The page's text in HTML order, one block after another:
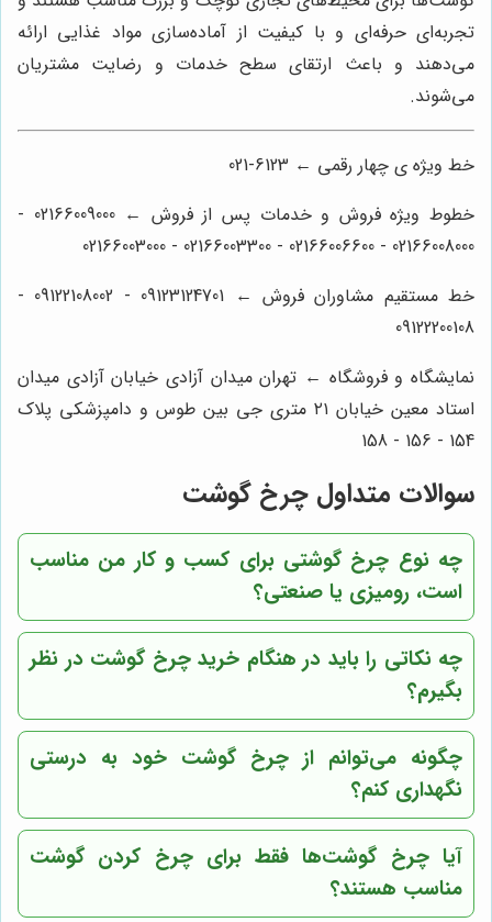
تجربه‌ای حرفه‌ای و با کیفیت از آماده‌سازی مواد غذایی ارائه
می‌دهند و باعث ارتقای سطح خدمات و رضایت مشتریان
می‌شوند.
خط ویژه ی چهار رقمی ← 6123-021
خطوط ویژه فروش و خدمات پس از فروش ← 02166009000 -
02166008000 - 02166006600 - 02166003300 - 02166003000
خط مستقیم مشاوران فروش ← 09123124701 - 09122108002 -
09122200108
نمایشگاه و فروشگاه ← تهران میدان آزادی خیابان آزادی میدان
استاد معین خیابان ۲۱ متری جی بین طوس و دامپزشکی پلاک
154 - 156 - 158
سوالات متداول چرخ گوشت
چه نوع چرخ گوشتی برای کسب و کار من مناسب
است، رومیزی یا صنعتی؟
چه نکاتی را باید در هنگام خرید چرخ گوشت در نظر
بگیرم؟
چگونه می‌توانم از چرخ گوشت خود به درستی
نگهداری کنم؟
آیا چرخ گوشت‌ها فقط برای چرخ کردن گوشت
مناسب هستند؟